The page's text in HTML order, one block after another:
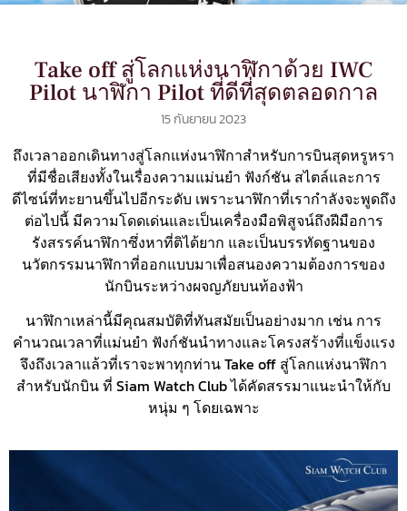
Take off สู่โลกแห่งนาฬิกาด้วย IWC
Pilot นาฬิกา Pilot ที่ดีที่สุดตลอดกาล
15 กันยายน 2023
ถึงเวลาออกเดินทางสู่โลกแห่งนาฬิกาสำหรับการบินสุดหรูหรา
ที่มีชื่อเสียงทั้งในเรื่องความแม่นยำ ฟังก์ชัน สไตล์และการ
ดีไซน์ที่ทะยานขึ้นไปอีกระดับ เพราะนาฬิกาที่เรากำลังจะพูดถึง
ต่อไปนี้ มีความโดดเด่นและเป็นเครื่องมือพิสูจน์ถึงฝีมือการ
รังสรรค์นาฬิกาซึ่งหาที่ติได้ยาก และเป็นบรรทัดฐานของ
นวัตกรรมนาฬิกาที่ออกแบบมาเพื่อสนองความต้องการของ
นักบินระหว่างผจญภัยบนท้องฟ้า
นาฬิกาเหล่านี้มีคุณสมบัติที่ทันสมัยเป็นอย่างมาก เช่น การ
คำนวณเวลาที่แม่นยำ ฟังก์ชันนำทางและโครงสร้างที่แข็งแรง
จึงถึงเวลาแล้วที่เราจะพาทุกท่าน Take off สู่โลกแห่งนาฬิกา
สำหรับนักบิน ที่ Siam Watch Club ได้คัดสรรมาแนะนำให้กับ
หนุ่ม ๆ โดยเฉพาะ